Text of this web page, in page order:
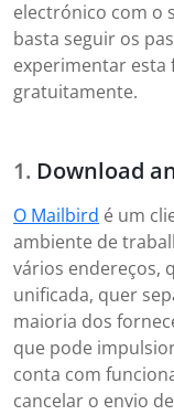
electrónico com o
basta seguir os
experimentar esta
gratuitamente.
Download
O Mailbird é um
ambiente de
vários endereços,
unificada, quer
maioria dos
que pode
conta com
cancelar o envio